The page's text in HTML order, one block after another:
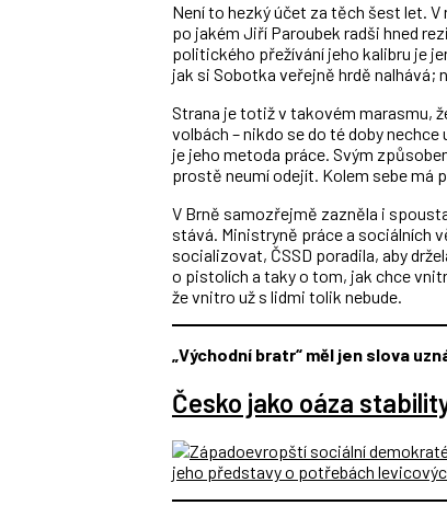
Není to hezký účet za těch šest let.
po jakém Jiří Paroubek radši hned
politického přežívání jeho kalibru je
jak si Sobotka veřejně hrdě nalhává;
Strana je totiž v takovém marasmu,
volbách – nikdo se do té doby
je jeho metoda práce. Svým
prostě neumí odejít. Kolem sebe má
V Brně samozřejmě zazněla i
stává. Ministryně práce a sociálních
socializovat, ČSSD poradila, aby
o pistolích a taky o tom, jak chce
že vnitro už s lidmi tolik nebude.
„Východní bratr“ měl jen slova
Česko jako oáza